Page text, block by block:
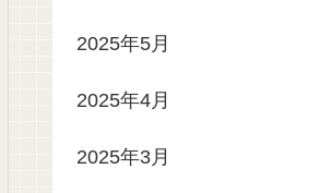
2025年5月
2025年4月
2025年3月